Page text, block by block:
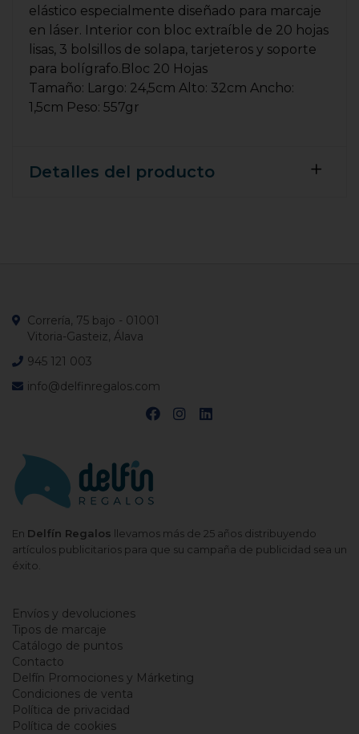
elástico especialmente diseñado para marcaje
en láser. Interior con bloc extraíble de 20 hojas
lisas, 3 bolsillos de solapa, tarjeteros y soporte
para bolígrafo.Bloc 20 Hojas
Tamaño: Largo: 24,5cm Alto: 32cm Ancho:
1,5cm Peso: 557gr
Detalles del producto
En Delfín Regalos llevamos más de 25 años distribuyendo
artículos publicitarios para que su campaña de publicidad sea un
éxito.
Correría, 75 bajo - 01001
Vitoria-Gasteiz, Álava
945 121 003
info@delfinregalos.com
Envíos y devoluciones
Tipos de marcaje
Catálogo de puntos
Contacto
Delfín Promociones y Márketing
Condiciones de venta
Política de privacidad
Política de cookies